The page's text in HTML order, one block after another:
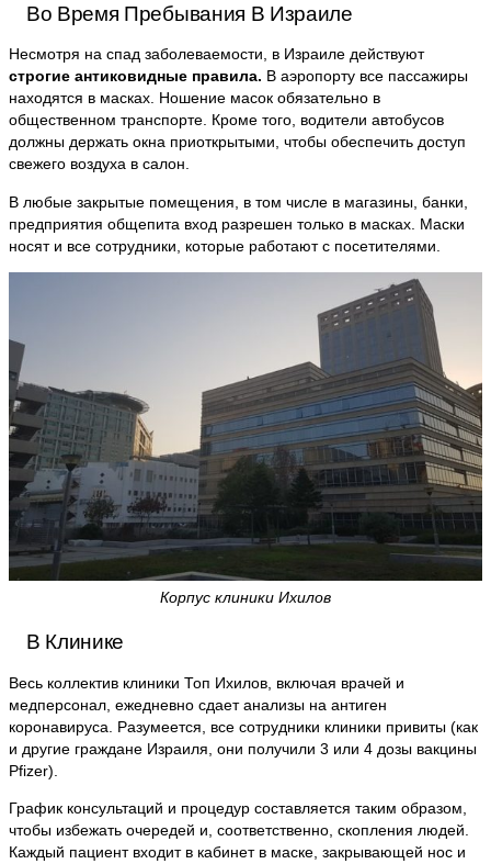
Во Время Пребывания В Израиле
Несмотря на спад заболеваемости, в Израиле действуют
строгие антиковидные правила. В аэропорту все пассажиры
находятся в масках. Ношение масок обязательно в
общественном транспорте. Кроме того, водители автобусов
должны держать окна приоткрытыми, чтобы обеспечить доступ
свежего воздуха в салон.
В любые закрытые помещения, в том числе в магазины, банки,
предприятия общепита вход разрешен только в масках. Маски
носят и все сотрудники, которые работают с посетителями.
Корпус клиники Ихилов
В Клинике
Весь коллектив клиники Топ Ихилов, включая врачей и
медперсонал, ежедневно сдает анализы на антиген
коронавируса. Разумеется, все сотрудники клиники привиты (как
и другие граждане Израиля, они получили 3 или 4 дозы вакцины
Pfizer).
График консультаций и процедур составляется таким образом,
чтобы избежать очередей и, соответственно, скопления людей.
Каждый пациент входит в кабинет в маске, закрывающей нос и